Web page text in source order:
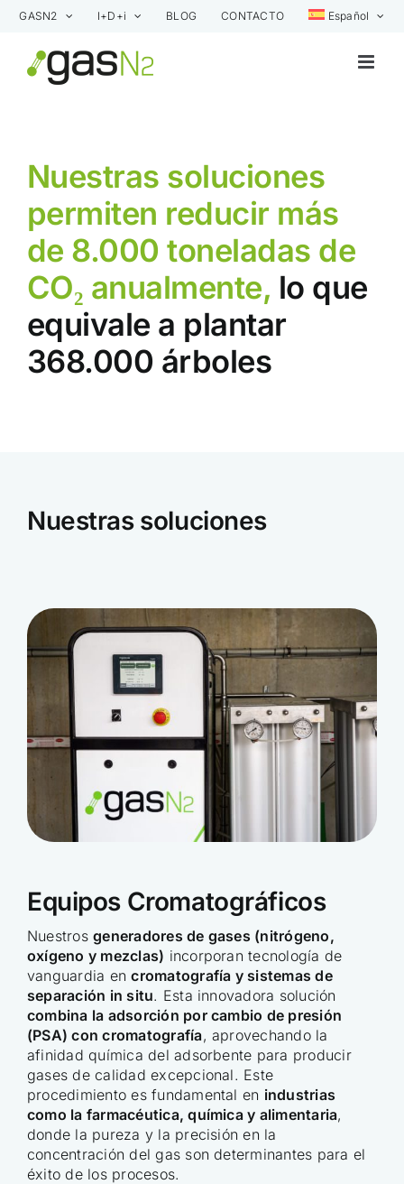
Saltar
contenido
GASN2 I+D+i BLOG CONTACTO Español
Nuestras soluciones
permiten reducir más
de 8.000 toneladas de
CO₂ anualmente, lo que
equivale a plantar
368.000 árboles
Nuestras soluciones
Equipos Cromatográficos
Nuestrosgeneradores de gases (nitrógeno,
oxígeno y mezclas) incorporan tecnología de
vanguardia encromatografía y sistemas de
separación in situ. Esta innovadora solución
combina la adsorción por cambio de presión
(PSA) con cromatografía, aprovechando la
afinidad química del adsorbente para producir
gases de calidad excepcional. Este
procedimiento es fundamental en industrias
como la farmacéutica, química y alimentaria,
donde la pureza y la precisión en la
concentración del gas son determinantes para el
éxito de los procesos.